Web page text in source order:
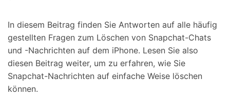
In diesem Beitrag finden Sie Antworten auf alle häufig
gestellten Fragen zum Löschen von Snapchat-Chats
und -Nachrichten auf dem iPhone. Lesen Sie also
diesen Beitrag weiter, um zu erfahren, wie Sie
Snapchat-Nachrichten auf einfache Weise löschen
können.